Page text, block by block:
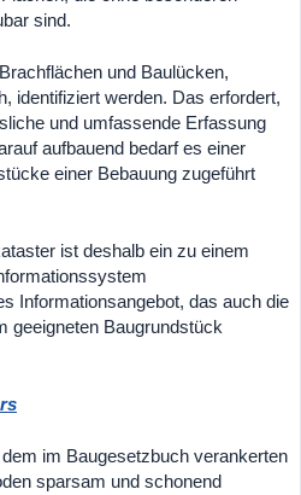
sind.
und Baulücken,
identifiziert werden. Das erfordert,
und umfassende Erfassung
aufbauend bedarf es einer
einer Bebauung zugeführt
ist deshalb ein zu einem
Informationsangebot, das auch die
geeigneten Baugrundstück
im Baugesetzbuch verankerten
sparsam und schonend